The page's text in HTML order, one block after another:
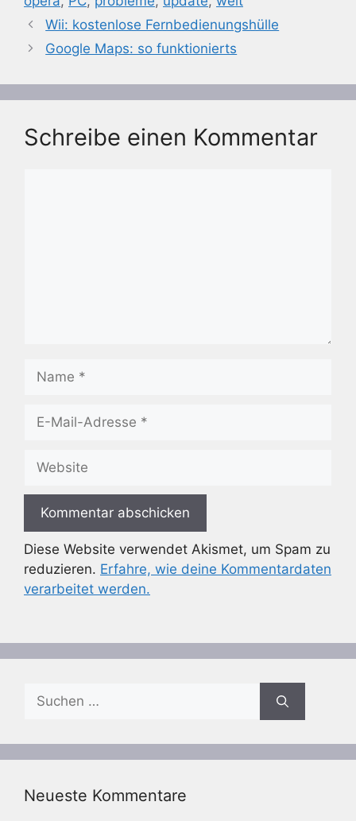
Wii: kostenlose Fernbedienungshülle
Google Maps: so funktionierts
Schreibe einen Kommentar
Mail-
Diese Website verwendet Akismet, um Spam zu
reduzieren. Erfahre, wie deine Kommentardaten
verarbeitet werden.
Suchen
nach:
Neueste Kommentare